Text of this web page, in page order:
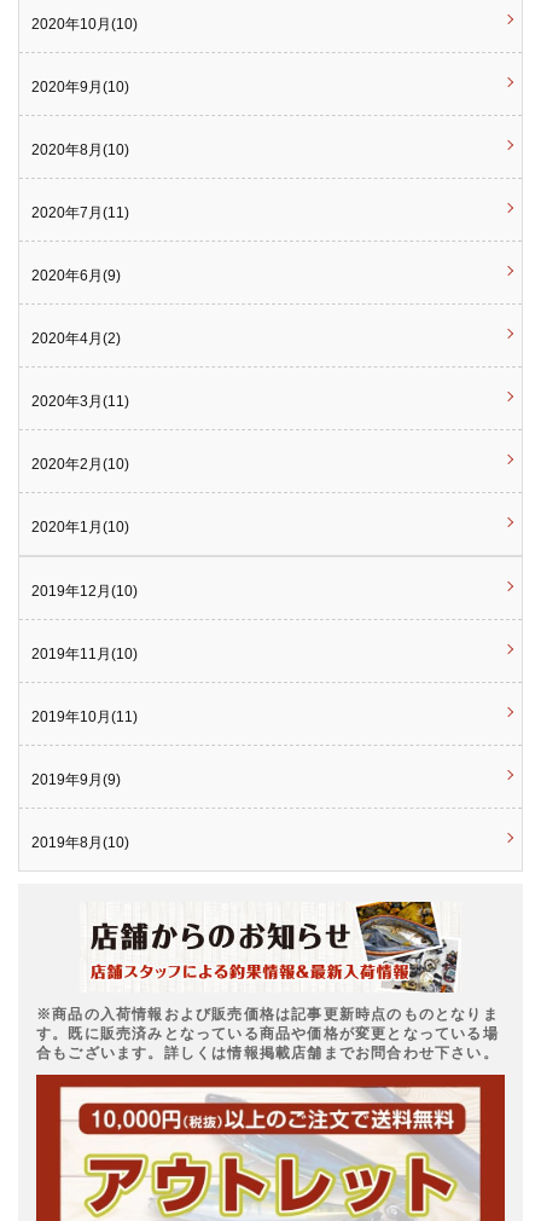
2020年10月(10)
2020年9月(10)
2020年8月(10)
2020年7月(11)
2020年6月(9)
2020年4月(2)
2020年3月(11)
2020年2月(10)
2020年1月(10)
2019年12月(10)
2019年11月(10)
2019年10月(11)
2019年9月(9)
2019年8月(10)
※商品の入荷情報および販売価格は記事更新時点のものとなりま
す。既に販売済みとなっている商品や価格が変更となっている場
合もございます。詳しくは情報掲載店舗までお問合わせ下さい。